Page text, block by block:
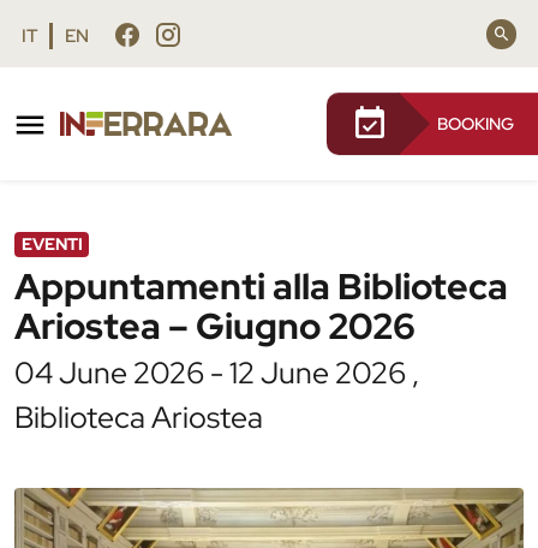
Vai al contenuto principale
Vai al footer
IT EN
BOOKING
Appuntamenti alla Biblioteca Ariostea –
EVENTI
Appuntamenti alla Biblioteca
Ariostea – Giugno 2026
04 June 2026 - 12 June 2026 ,
Biblioteca Ariostea